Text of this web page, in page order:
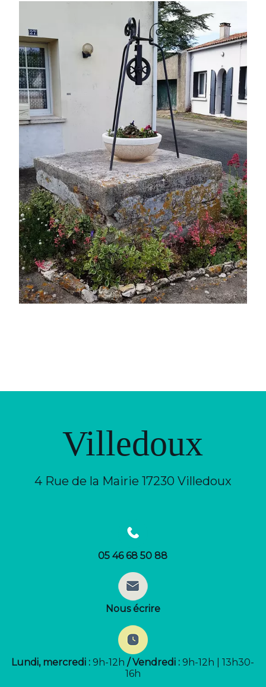
Villedoux
4 Rue de la Mairie 17230 Villedoux
05 46 68 50 88
Nous écrire
Lundi, mercredi : 9h-12h / Vendredi :9h-12h | 13h30-
16h